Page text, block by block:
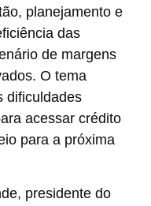
planejamento e
das
de margens
O tema
dificuldades
acessar crédito
para a próxima
presidente do